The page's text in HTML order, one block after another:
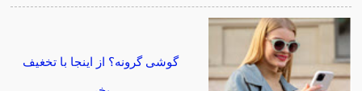
گوشی گرونه؟ از اینجا با تخغیف